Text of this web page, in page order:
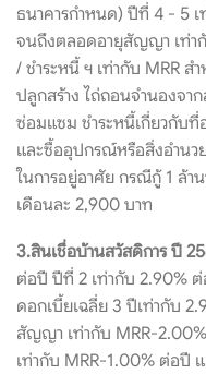
ธนาคารกำหนด) ปีที่ 4 - 5
จนถึงตลอดอายุสัญญา เท่า
/ ชำระหนี้ ฯ เท่ากับ MRR ส
ปลูกสร้าง ไถ่ถอนจำนองจา
ซ่อมแซม ชำระหนี้เกี่ยวกับ
และซื้ออุปกรณ์หรือสิ่งอำนว
ในการอยู่อาศัย กรณีกู้ 1 ล้า
เดือนละ 2,900 บาท
3.สินเชื่อบ้านสวัสดิการ ปี
ต่อปี ปีที่ 2 เท่ากับ 2.90%
ดอกเบี้ยเฉลี่ย 3 ปีเท่ากับ
สัญญา เท่ากับ MRR-
เท่ากับ MRR-1.00% ต่อปี